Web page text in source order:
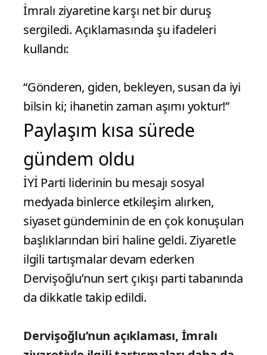
İmralı ziyaretine karşı net bir duruş
sergiledi. Açıklamasında şu ifadeleri
kullandı:
“Gönderen, giden, bekleyen, susan da iyi
bilsin ki; ihanetin zaman aşımı yoktur!”
Paylaşım kısa sürede
gündem oldu
İYİ Parti liderinin bu mesajı sosyal
medyada binlerce etkileşim alırken,
siyaset gündeminin de en çok konuşulan
başlıklarından biri haline geldi. Ziyaretle
ilgili tartışmalar devam ederken
Dervişoğlu’nun sert çıkışı parti tabanında
da dikkatle takip edildi.
Dervişoğlu’nun açıklaması, İmralı